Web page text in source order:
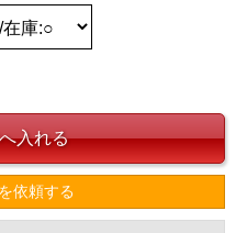
依頼する